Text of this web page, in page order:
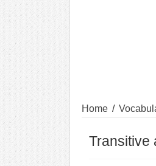
Home /
Transitive